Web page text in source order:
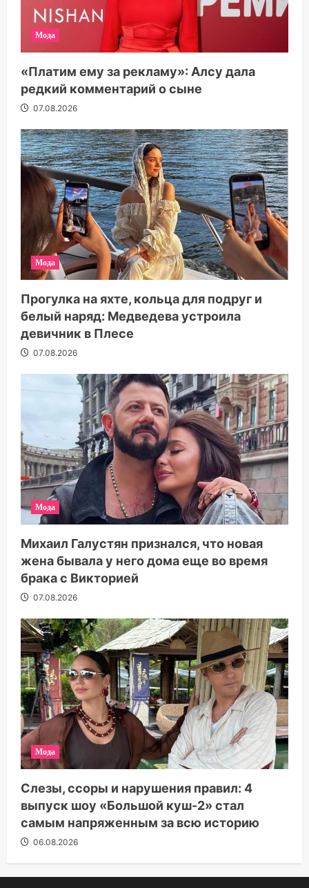
Мода
«Платим ему за рекламу»: Алсу дала
редкий комментарий о сыне
07.08.2026
Мода
Прогулка на яхте, кольца для подруг и
белый наряд: Медведева устроила
девичник в Плесе
07.08.2026
Мода
Михаил Галустян признался, что новая
жена бывала у него дома еще во время
брака с Викторией
07.08.2026
Мода
Слезы, ссоры и нарушения правил: 4
выпуск шоу «Большой куш-2» стал
самым напряженным за всю историю
06.08.2026